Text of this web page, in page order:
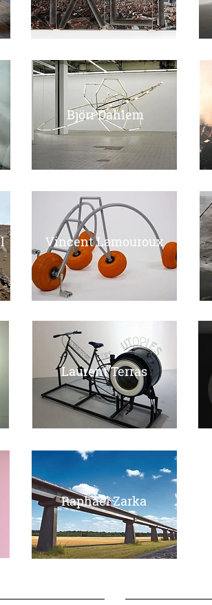
Björr Dahlem
Vincent Lamouroux
Laurent Terras
Raphaël Zarka